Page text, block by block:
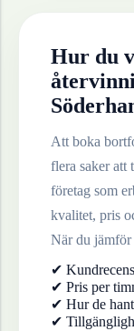
Hur du
Att boka
flera saker att
företag som
kvalitet, pris
När du jämför
✔
✔ Pris per
✔ Hur de
✔